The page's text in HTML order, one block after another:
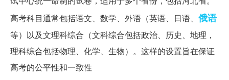
高考科目通常包括语文、数学、外语（英语、日语、 俄语
等）以及文理科综合（文科综合包括政治、历史、地理，
理科综合包括物理、化学、生物）。这样的设置旨在保证
高考的公平性和一致性